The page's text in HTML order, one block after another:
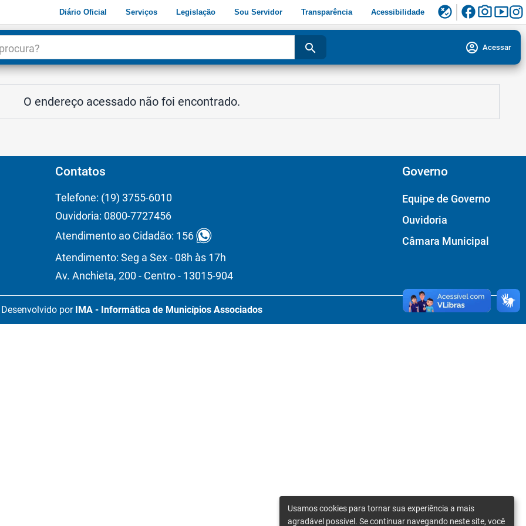
Diário Oficial Serviços Legislação Sou Servidor Transparência Acessibilidade flaky facebookphoto_camerasmart_display
search account_circle Acessar
O endereço acessado não foi encontrado.
Contatos
Telefone: (19) 3755-6010
Ouvidoria: 0800-7727456
Atendimento ao Cidadão: 156
Atendimento: Seg a Sex - 08h às 17h
Av. Anchieta, 200 - Centro - 13015-904
Governo
Equipe de Governo
Ouvidoria
Câmara Municipal
Desenvolvido por IMA - Informática de Municípios Associados
Usamos cookies para tornar sua experiência a mais
agradável possível. Se continuar navegando neste site, você